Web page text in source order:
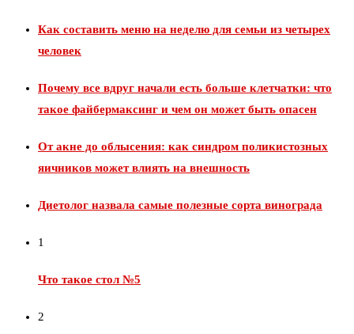
Как составить меню на неделю для семьи из четырех
человек
Почему все вдруг начали есть больше клетчатки: что
такое файбермаксинг и чем он может быть опасен
От акне до облысения: как синдром поликистозных
яичников может влиять на внешность
Диетолог назвала самые полезные сорта винограда
1
Что такое стол №5
2